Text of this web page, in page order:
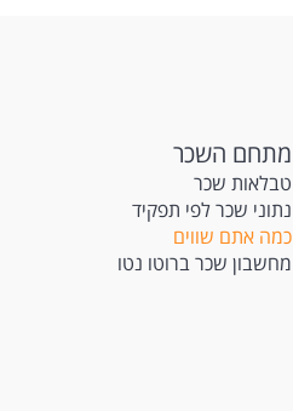
מתחם השכר
טבלאות שכר
נתוני שכר לפי תפקיד
כמה אתם שווים
מחשבון שכר ברוטו נטו